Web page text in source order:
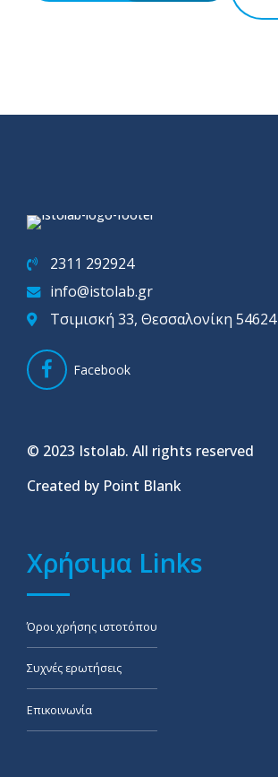
Preferred Service Time
SUBMIT
2311 292924
info@istolab.gr
Τσιμισκή 33, Θεσσαλονίκη 54624
Facebook
© 2023 Istolab. All rights reserved
Created by Point Blank
Χρήσιμα Links
Όροι χρήσης ιστοτόπου
Συχνές ερωτήσεις
Επικοινωνία